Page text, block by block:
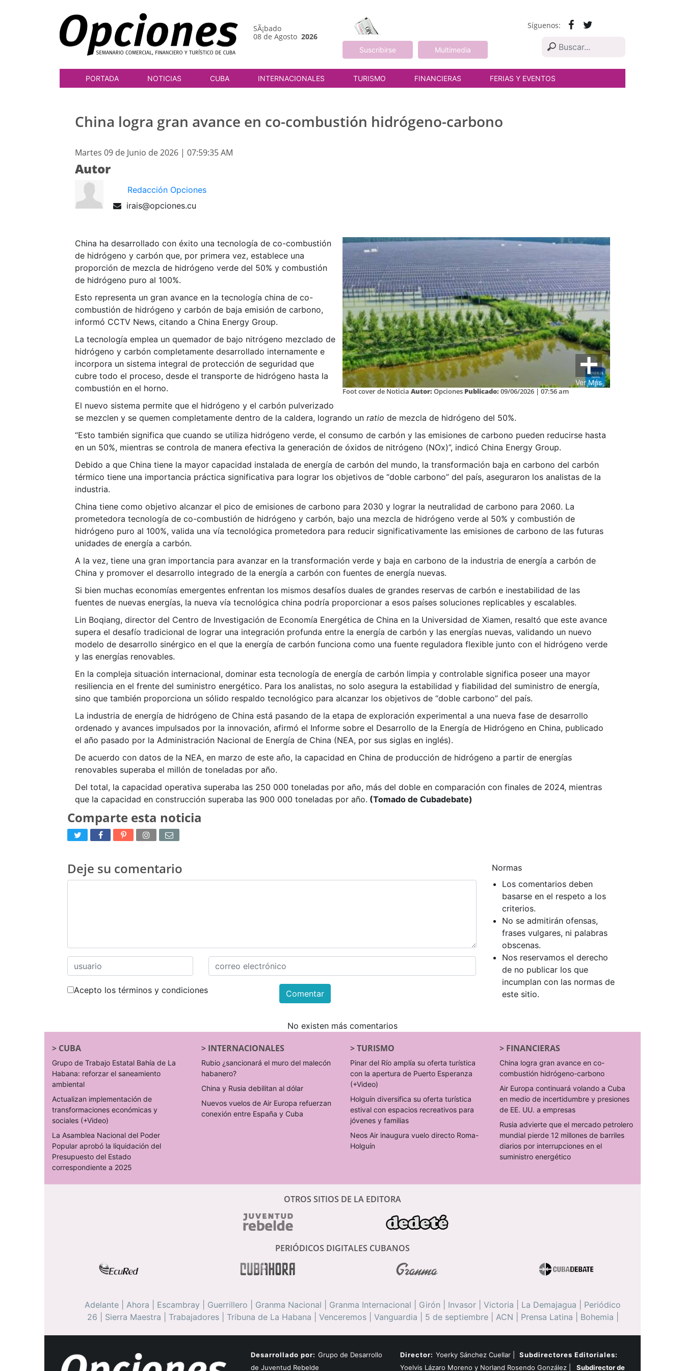
SÃ¡bado
08 de Agosto 2026
Suscribirse Multimedia
Síguenos:
PORTADA NOTICIAS CUBA INTERNACIONALES TURISMO FINANCIERAS FERIAS Y EVENTOS
China logra gran avance en co-combustión hidrógeno-carbono
Martes 09 de Junio de 2026 | 07:59:35 AM
Autor
Redacción Opciones
irais@opciones.cu
Ver Más
Foot cover de Noticia Autor: Opciones Publicado: 09/06/2026 | 07:56 am
China ha desarrollado con éxito una tecnología de co-combustión
de hidrógeno y carbón que, por primera vez, establece una
proporción de mezcla de hidrógeno verde del 50% y combustión
de hidrógeno puro al 100%.
Esto representa un gran avance en la tecnología china de co-
combustión de hidrógeno y carbón de baja emisión de carbono,
informó CCTV News, citando a China Energy Group.
La tecnología emplea un quemador de bajo nitrógeno mezclado de
hidrógeno y carbón completamente desarrollado internamente e
incorpora un sistema integral de protección de seguridad que
cubre todo el proceso, desde el transporte de hidrógeno hasta la
combustión en el horno.
El nuevo sistema permite que el hidrógeno y el carbón pulverizado
se mezclen y se quemen completamente dentro de la caldera, logrando un ratio de mezcla de hidrógeno del 50%.
“Esto también significa que cuando se utiliza hidrógeno verde, el consumo de carbón y las emisiones de carbono pueden reducirse hasta
en un 50%, mientras se controla de manera efectiva la generación de óxidos de nitrógeno (NOx)”, indicó China Energy Group.
Debido a que China tiene la mayor capacidad instalada de energía de carbón del mundo, la transformación baja en carbono del carbón
térmico tiene una importancia práctica significativa para lograr los objetivos de “doble carbono” del país, aseguraron los analistas de la
industria.
China tiene como objetivo alcanzar el pico de emisiones de carbono para 2030 y lograr la neutralidad de carbono para 2060. La
prometedora tecnología de co-combustión de hidrógeno y carbón, bajo una mezcla de hidrógeno verde al 50% y combustión de
hidrógeno puro al 100%, valida una vía tecnológica prometedora para reducir significativamente las emisiones de carbono de las futuras
unidades de energía a carbón.
A la vez, tiene una gran importancia para avanzar en la transformación verde y baja en carbono de la industria de energía a carbón de
China y promover el desarrollo integrado de la energía a carbón con fuentes de energía nuevas.
Si bien muchas economías emergentes enfrentan los mismos desafíos duales de grandes reservas de carbón e inestabilidad de las
fuentes de nuevas energías, la nueva vía tecnológica china podría proporcionar a esos países soluciones replicables y escalables.
Lin Boqiang, director del Centro de Investigación de Economía Energética de China en la Universidad de Xiamen, resaltó que este avance
supera el desafío tradicional de lograr una integración profunda entre la energía de carbón y las energías nuevas, validando un nuevo
modelo de desarrollo sinérgico en el que la energía de carbón funciona como una fuente reguladora flexible junto con el hidrógeno verde
y las energías renovables.
En la compleja situación internacional, dominar esta tecnología de energía de carbón limpia y controlable significa poseer una mayor
resiliencia en el frente del suministro energético. Para los analistas, no solo asegura la estabilidad y fiabilidad del suministro de energía,
sino que también proporciona un sólido respaldo tecnológico para alcanzar los objetivos de “doble carbono” del país.
La industria de energía de hidrógeno de China está pasando de la etapa de exploración experimental a una nueva fase de desarrollo
ordenado y avances impulsados por la innovación, afirmó el Informe sobre el Desarrollo de la Energía de Hidrógeno en China, publicado
el año pasado por la Administración Nacional de Energía de China (NEA, por sus siglas en inglés).
De acuerdo con datos de la NEA, en marzo de este año, la capacidad en China de producción de hidrógeno a partir de energías
renovables superaba el millón de toneladas por año.
Del total, la capacidad operativa superaba las 250 000 toneladas por año, más del doble en comparación con finales de 2024, mientras
que la capacidad en construcción superaba las 900 000 toneladas por año. (Tomado de Cubadebate)
Comparte esta noticia
Deje su comentario
Acepto los términos y condiciones Comentar
Normas
Los comentarios deben
basarse en el respeto a los
criterios.
No se admitirán ofensas,
frases vulgares, ni palabras
obscenas.
Nos reservamos el derecho
de no publicar los que
incumplan con las normas de
este sitio.
No existen más comentarios
> CUBA
Grupo de Trabajo Estatal Bahía de La
Habana: reforzar el saneamiento
ambiental
Actualizan implementación de
transformaciones económicas y
sociales (+Video)
La Asamblea Nacional del Poder
Popular aprobó la liquidación del
Presupuesto del Estado
correspondiente a 2025
> INTERNACIONALES
Rubio ¿sancionará el muro del malecón
habanero?
China y Rusia debilitan al dólar
Nuevos vuelos de Air Europa refuerzan
conexión entre España y Cuba
>TURISMO
Pinar del Río amplía su oferta turística
con la apertura de Puerto Esperanza
(+Video)
Holguín diversifica su oferta turística
estival con espacios recreativos para
jóvenes y familias
Neos Air inaugura vuelo directo Roma-
Holguín
> FINANCIERAS
China logra gran avance en co-
combustión hidrógeno-carbono
Air Europa continuará volando a Cuba
en medio de incertidumbre y presiones
de EE. UU. a empresas
Rusia advierte que el mercado petrolero
mundial pierde 12 millones de barriles
diarios por interrupciones en el
suministro energético
OTROS SITIOS DE LA EDITORA
PERIÓDICOS DIGITALES CUBANOS
Adelante Ahora Escambray Guerrillero Granma Nacional Granma Internacional Girón Invasor Victoria La Demajagua
Periódico
26
Sierra Maestra Trabajadores| Tribuna de La Habana Venceremos| Vanguardia 5 de septiembre| ACN Prensa Latina Bohemia
Desarrollado por: Grupo de Desarrollo
de Juventud Rebelde
Director: Yoerky Sánchez Cuellar |
Subdirectores Editoriales:
Yoelvis Lázaro Moreno y Norland Rosendo González |
Subdirector de